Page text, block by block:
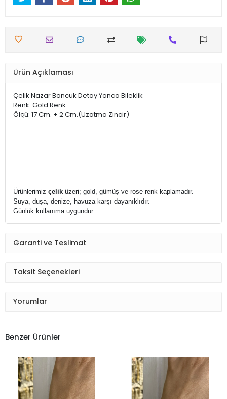
Ürün Açıklaması
Çelik Nazar Boncuk Detay Yonca Bileklik
Renk: Gold Renk
Ölçü: 17 Cm. + 2 Cm.(Uzatma Zincir)
Ürünlerimiz çelik üzeri; gold, gümüş ve rose renk kaplamadır.
Suya, duşa, denize, havuza karşı dayanıklıdır.
Günlük kullanıma uygundur.
Garanti ve Teslimat
Taksit Seçenekleri
Yorumlar
Benzer Ürünler